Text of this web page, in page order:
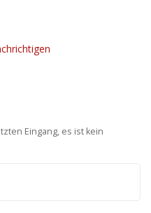
Eingang, es ist kein